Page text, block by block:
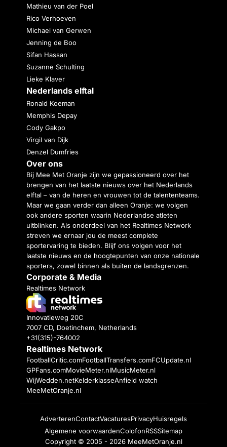
Mathieu van der Poel
Rico Verhoeven
Michael van Gerwen
Jenning de Boo
Sifan Hassan
Suzanne Schulting
Lieke Klaver
Nederlands elftal
Ronald Koeman
Memphis Depay
Cody Gakpo
Virgil van Dijk
Denzel Dumfries
Over ons
Bij Mee Met Oranje zijn we gepassioneerd over het
brengen van het laatste nieuws over het Nederlands
elftal – van de heren en vrouwen tot de talententeams.
Maar we gaan verder dan alleen Oranje: we volgen
ook andere sporten waarin Nederlandse atleten
uitblinken. Als onderdeel van het Realtimes Network
streven we ernaar jou de meest complete
sportervaring te bieden. Blijf ons volgen voor het
laatste nieuws en de hoogtepunten van onze nationale
sporters, zowel binnen als buiten de landsgrenzen.
Corporate & Media
Realtimes Network
Innovatieweg 20C
7007 CD, Doetinchem, Netherlands
+31(315)-764002
Realtimes Network
FootballCritic.comFootballTransfers.comFCUpdate.nl
GPFans.comMovieMeter.nlMusicMeter.nl
WijWedden.netKelderklasseAnfield watch
MeeMetOranje.nl
AdverterenContactVacaturesPrivacyHuisregels
Algemene voorwaardenColofonRSSSitemap
Copyright © 2005 - 2026 MeeMetOranje.nl